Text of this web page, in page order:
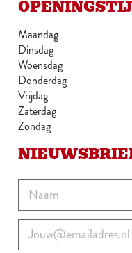
Maandag
Dinsdag
Woensdag
Donderdag
Vrijdag
Zaterdag
Zondag